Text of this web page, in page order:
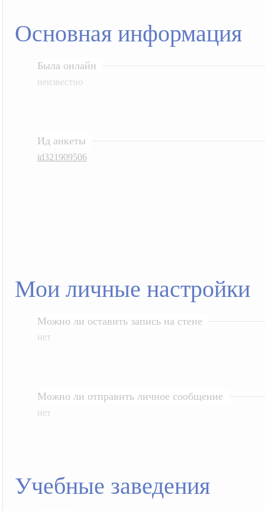
Основная информация
Была онлайн
неизвестно
Ид анкеты
id321909506
Мои личные настройки
Можно ли оставить запись на стене
нет
Можно ли отправить личное сообщение
нет
Учебные заведения